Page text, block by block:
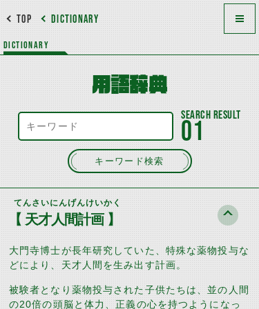
DICTIONARY
TOP
DICTIONARY
用語辞典
キーワード検索
01
てんさいにんげんけいかく
【 天才人間計画 】
大門寺博士が長年研究していた、特殊な薬物投与な
どにより、天才人間を生み出す計画。
被験者となり薬物投与された子供たちは、並の人間
の20倍の頭脳と体力、正義の心を持つようになっ